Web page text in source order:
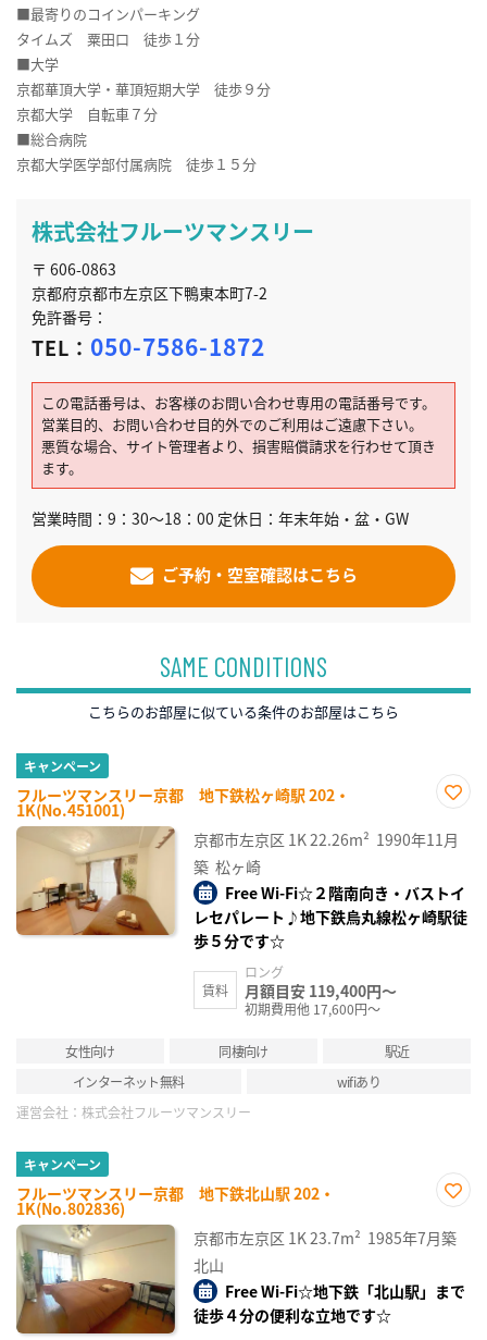
■最寄りのコインパーキング
タイムズ 粟田口 徒歩１分
■大学
京都華頂大学・華頂短期大学 徒歩９分
京都大学 自転車７分
■総合病院
京都大学医学部付属病院 徒歩１５分
株式会社フルーツマンスリー
〒 606-0863
京都府京都市左京区下鴨東本町7-2
免許番号：
TEL： 050-7586-1872
この電話番号は、お客様のお問い合わせ専用の電話番号です。
営業目的、お問い合わせ目的外でのご利用はご遠慮下さい。
悪質な場合、サイト管理者より、損害賠償請求を行わせて頂き
ます。
営業時間：9：30～18：00 定休日：年末年始・盆・GW
ご予約・空室確認はこちら
SAME CONDITIONS
こちらのお部屋に似ている条件のお部屋はこちら
キャンペーン
フルーツマンスリー京都 地下鉄松ヶ崎駅 202・
1K(No.451001)
に入
り登
京都市左京区 1K22.26m² 1990年11月
築 松ヶ崎
Free Wi-Fi☆２階南向き・バストイ
レセパレート♪地下鉄烏丸線松ヶ崎駅徒
歩５分です☆
賃料
ロング
月額目安 119,400円～
初期費用他 17,600円～
女性向け 同棲向け
駅近
インターネット無料
wifiあり
運営会社： 株式会社フルーツマンスリー
キャンペーン
フルーツマンスリー京都 地下鉄北山駅 202・
1K(No.802836)
に入
り登
京都市左京区 1K23.7m² 1985年7月築
北山
Free Wi-Fi☆地下鉄「北山駅」まで
徒歩４分の便利な立地です☆